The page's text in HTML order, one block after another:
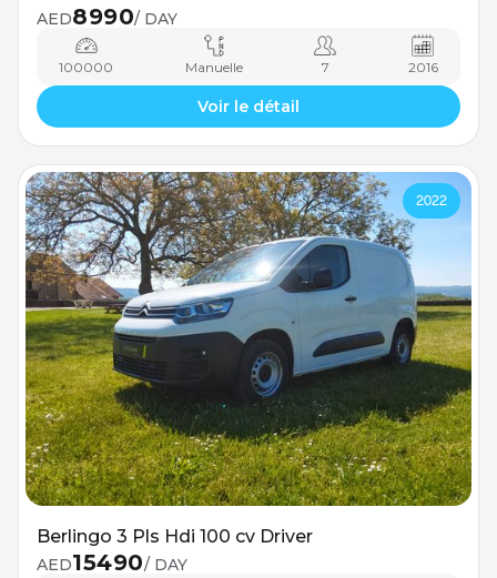
AED8990/ DAY
100000 Manuelle 7 2016
Voir le détail
2022
Berlingo 3 Pls Hdi 100 cv Driver
AED15490/ DAY